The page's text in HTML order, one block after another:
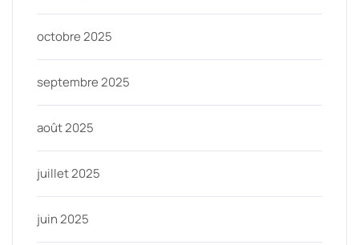
octobre 2025
septembre 2025
août 2025
juillet 2025
juin 2025